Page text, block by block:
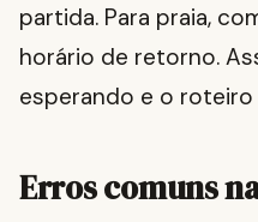
partida. Para praia,
horário de retorno.
esperando e o roteiro
Erros comuns